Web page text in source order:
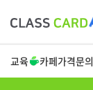
교육 카페가격문의